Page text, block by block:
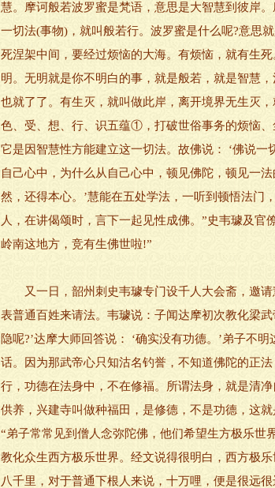
慧。摩诃般若波罗蜜是梵语，意思是大智慧到彼岸
一切法(事物)，就叫般若行。波罗蜜是什么呢?意思
死涅架中间，要经过烦恼的大海。有烦恼，就有生
明。无明就是你不明白的事，就是般若，就是智慧
也就了了。有生灭，就叫做此岸，离开境界无生灭
色、受、想、行、识五蕴①，打破世俗事务的烦恼
它是因智慧性方能建立这一切法。故佛说： ‘佛说
自己心中，为什么从自己心中，顿见佛陀，顿见一
然，还得本心。’慧能在五处学法，一听到顿悟法门
人，在讲偈颂时，言下一起见性成佛。”史韦璩及官
岭南这地方，竞有生佛世啦!”
又一日，韶州刺史韦璩专门设千人大会斋，邀请
表普通百姓来请法。韦璩说：子闻达摩初次教化梁
隐呢?’达摩大师回答说： ‘确实没有功德。’弟子不
话。因为那武帝心只知沽名钓誉，不知道佛陀的正
行，功德在法身中，不在修福。所谓法身，就是清
供养，兴建寺叫做种福田，是修德，不是功德，这
“弟子常常见到僧人念弥陀佛，他们希望生方极乐世
教化众生西方极乐世界。经文说得很明白，西方极
八千里，对于普通下根人来说，十万哩，便是很远